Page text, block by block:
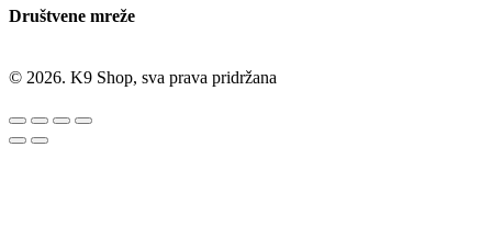
Društvene mreže
© 2026. K9 Shop, sva prava pridržana